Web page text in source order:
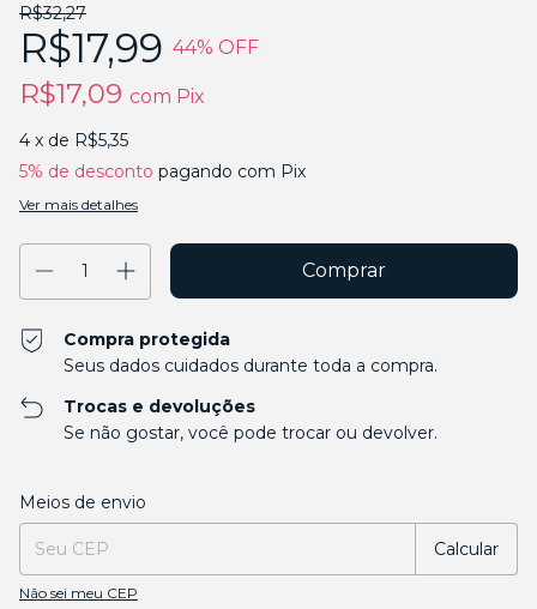
R$32,27
R$17,99 44% OFF
R$17,09 com Pix
4 x de R$5,35
5% de desconto pagando com Pix
Ver mais detalhes
Compra protegida
Seus dados cuidados durante toda a compra.
Trocas e devoluções
Se não gostar, você pode trocar ou devolver.
Entregas para o CEP:
Meios de envio
Calcular
Não sei meu CEP